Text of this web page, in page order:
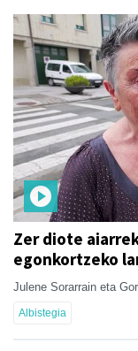
Zer diote
egonkortzeko
Julene Sorarrain eta
Albistegia